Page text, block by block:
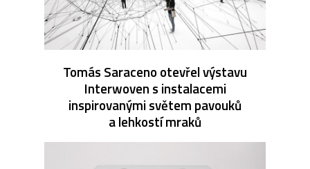
Tomás Saraceno otevřel výstavu
Interwoven s instalacemi
inspirovanými světem pavouků
a lehkostí mraků